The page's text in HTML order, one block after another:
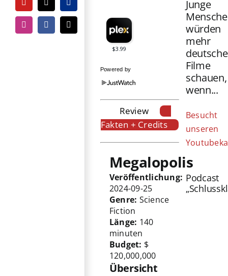
YouTubeTiktokPayPal
InstagramFacebook
E-
Mail
Powered by
Review
Fakten + Credits
Megalopolis
Veröffentlichung:
2024-09-25
Genre: Science
Fiction
Länge: 140
minuten
Budget: $
120,000,000
Übersicht
Junge
würden
mehr
deutsche
Filme
schauen,
wenn...
Besucht
unseren
Podcast